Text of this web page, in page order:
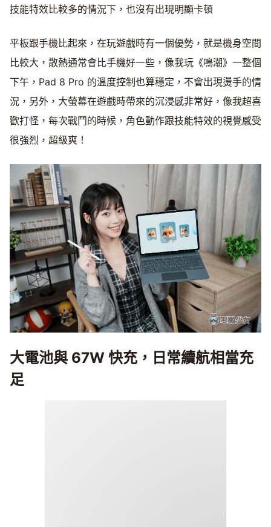
技能特效比較多的情況下，也沒有出現明顯卡頓
平板跟手機比起來，在玩遊戲時有一個優勢，就是機身空間
比較大，散熱通常會比手機好一些，像我玩《鳴潮》一整個
下午，Pad 8 Pro 的溫度控制也算穩定，不會出現燙手的情
況，另外，大螢幕在遊戲時帶來的沉浸感非常好，像我超喜
歡打怪，每次戰鬥的時候，角色動作跟技能特效的視覺感受
很強烈，超級爽！
大電池與 67W 快充，日常續航相當充
足